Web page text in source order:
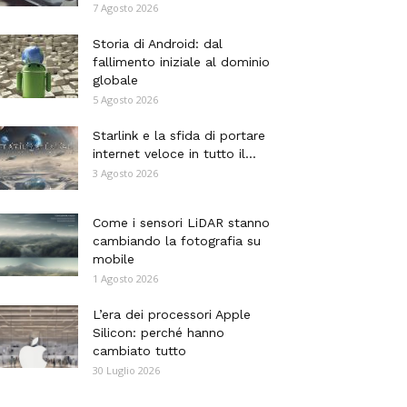
7 Agosto 2026
Storia di Android: dal
fallimento iniziale al dominio
globale
5 Agosto 2026
Starlink e la sfida di portare
internet veloce in tutto il...
3 Agosto 2026
Come i sensori LiDAR stanno
cambiando la fotografia su
mobile
1 Agosto 2026
L’era dei processori Apple
Silicon: perché hanno
cambiato tutto
30 Luglio 2026